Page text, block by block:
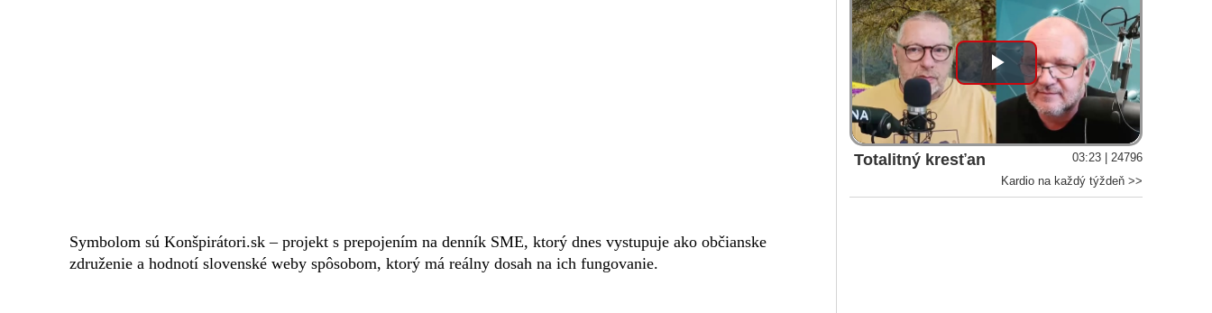
Symbolom sú Konšpirátori.sk – projekt s prepojením na denník SME, ktorý dnes vystupuje ako občianske
združenie a hodnotí slovenské weby spôsobom, ktorý má reálny dosah na ich fungovanie.
Play
Video
Totalitný kresťan
03:23 | 24796
Kardio na každý týždeň >>